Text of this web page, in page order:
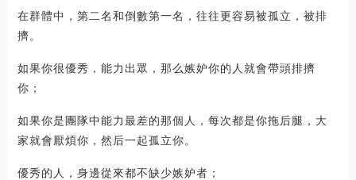
在群體中，第二名和倒數第一名，往往更容易被孤立，被排
擠。
如果你很優秀，能力出眾，那么嫉妒你的人就會帶頭排擠
你；
如果你是團隊中能力最差的那個人，每次都是你拖后腿，大
家就會厭煩你，然后一起孤立你。
優秀的人，身邊從來都不缺少嫉妒者；